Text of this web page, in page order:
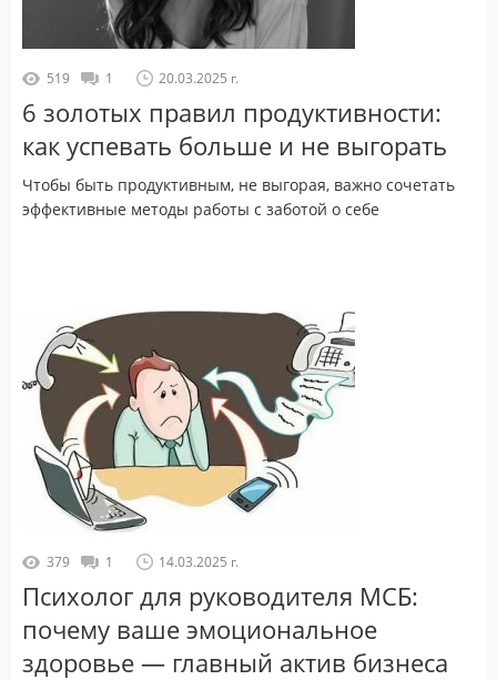
519 1 20.03.2025 г.
6 золотых правил продуктивности:
как успевать больше и не выгорать
Чтобы быть продуктивным, не выгорая, важно сочетать
эффективные методы работы с заботой о себе
379 1 14.03.2025 г.
Психолог для руководителя МСБ:
почему ваше эмоциональное
здоровье — главный актив бизнеса